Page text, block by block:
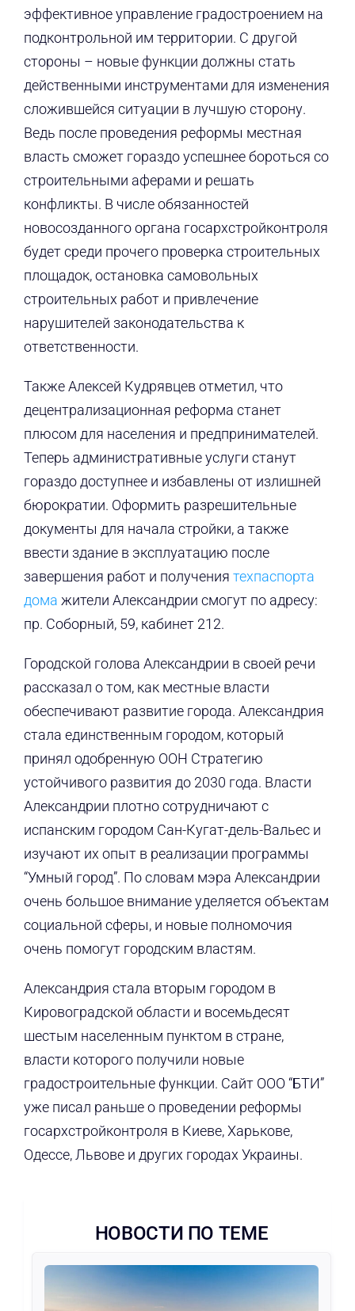
эффективное управление градостроением на
подконтрольной им территории. С другой
стороны – новые функции должны стать
действенными инструментами для изменения
сложившейся ситуации в лучшую сторону.
Ведь после проведения реформы местная
власть сможет гораздо успешнее бороться со
строительными аферами и решать
конфликты. В числе обязанностей
новосозданного органа госархстройконтроля
будет среди прочего проверка строительных
площадок, остановка самовольных
строительных работ и привлечение
нарушителей законодательства к
ответственности.
Также Алексей Кудрявцев отметил, что
децентрализационная реформа станет
плюсом для населения и предпринимателей.
Теперь административные услуги станут
гораздо доступнее и избавлены от излишней
бюрократии. Оформить разрешительные
документы для начала стройки, а также
ввести здание в эксплуатацию после
завершения работ и получения техпаспорта
дома жители Александрии смогут по адресу:
пр. Соборный, 59, кабинет 212.
Городской голова Александрии в своей речи
рассказал о том, как местные власти
обеспечивают развитие города. Александрия
стала единственным городом, который
принял одобренную ООН Стратегию
устойчивого развития до 2030 года. Власти
Александрии плотно сотрудничают с
испанским городом Сан-Кугат-дель-Вальес и
изучают их опыт в реализации программы
“Умный город”. По словам мэра Александрии
очень большое внимание уделяется объектам
социальной сферы, и новые полномочия
очень помогут городским властям.
Александрия стала вторым городом в
Кировоградской области и восемьдесят
шестым населенным пунктом в стране,
власти которого получили новые
градостроительные функции. Сайт ООО “БТИ”
уже писал раньше о проведении реформы
госархстройконтроля в Киеве, Харькове,
Одессе, Львове и других городах Украины.
НОВОСТИ ПО ТЕМЕ